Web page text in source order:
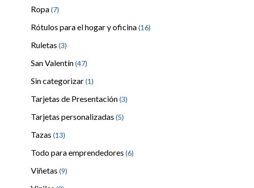
Ropa(7)
Rótulos para el hogar y oficina(16)
Ruletas (3)
San Valentín(47)
Sin categorizar(1)
Tarjetas de Presentación(3)
Tarjetas personalizadas (5)
Tazas (13)
Todo para emprendedores (6)
Viñetas (9)